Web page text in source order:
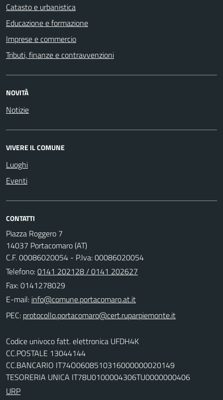
Catasto e urbanistica
Educazione e formazione
Imprese e commercio
Tributi, finanze e contravvenzioni
NOVITÀ
Notizie
VIVERE IL COMUNE
Luoghi
Eventi
CONTATTI
Piazza Roggero 7
14037 Portacomaro (AT)
C.F. 00086020054 - P.Iva: 00086020054
Telefono:0141 202128 / 0141 202627
Fax: 0141278029
E-mail:
PEC:
Codice univoco fatt. elettronica UFDH4K
CC.POSTALE 13044144
CC.BANCARIO IT74O0608510316000000020149
TESORERIA UNICA IT78U0100004306TU0000000406
URP